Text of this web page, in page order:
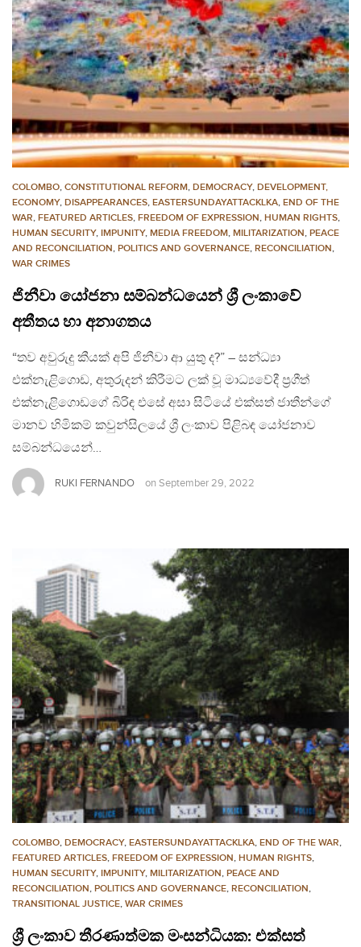
COLOMBO, CONSTITUTIONAL REFORM, DEMOCRACY, DEVELOPMENT,
ECONOMY, DISAPPEARANCES, EASTERSUNDAYATTACKLKA, END OF THE
WAR, FEATURED ARTICLES, FREEDOM OF EXPRESSION, HUMAN RIGHTS,
HUMAN SECURITY, IMPUNITY, MEDIA FREEDOM, MILITARIZATION, PEACE
AND RECONCILIATION, POLITICS AND GOVERNANCE, RECONCILIATION,
WAR CRIMES
ජිනීවා යෝජනා සම්බන්ධයෙන් ශ්‍රී ලංකාවේ
අතීතය හා අනාගතය
“තව අවුරුදු කීයක් අපි ජිනීවා ආ යුතු ද?” – සන්ධ්‍යා
එක්නැළිගොඩ, අතුරුදන් කිරීමට ලක් වූ මාධ්‍යවේදී ප්‍රගීත්
එක්නැළිගොඩගේ බිරිඳ එසේ අසා සිටියේ එක්සත් ජාතීන්ගේ
මානව හිමිකම් කවුන්සිලයේ ශ්‍රී ලංකාව පිළිබඳ යෝජනාව
සම්බන්ධයෙන්…
RUKI FERNANDO on September 29, 2022
COLOMBO, DEMOCRACY, EASTERSUNDAYATTACKLKA, END OF THE WAR,
FEATURED ARTICLES, FREEDOM OF EXPRESSION, HUMAN RIGHTS,
HUMAN SECURITY, IMPUNITY, MILITARIZATION, PEACE AND
RECONCILIATION, POLITICS AND GOVERNANCE, RECONCILIATION,
TRANSITIONAL JUSTICE, WAR CRIMES
ශ්‍රී ලංකාව තීරණාත්මක මංසන්ධියක: එක්සත්